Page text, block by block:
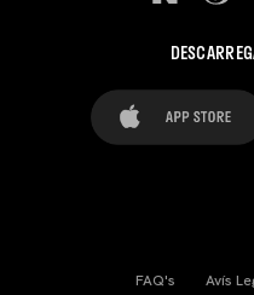
FAQ's Avís